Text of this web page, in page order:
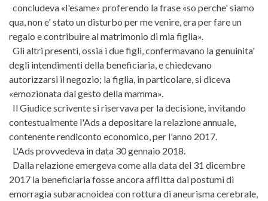
concludeva «l'esame» proferendo la frase «so perche' siamo
qua, non e' stato un disturbo per me venire, era per fare un
regalo e contribuire al matrimonio di mia figlia».
Gli altri presenti, ossia i due figli, confermavano la genuinita'
degli intendimenti della beneficiaria, e chiedevano
autorizzarsi il negozio; la figlia, in particolare, si diceva
«emozionata dal gesto della mamma».
Il Giudice scrivente si riservava per la decisione, invitando
contestualmente l'Ads a depositare la relazione annuale,
contenente rendiconto economico, per l'anno 2017.
L'Ads provvedeva in data 30 gennaio 2018.
Dalla relazione emergeva come alla data del 31 dicembre
2017 la beneficiaria fosse ancora afflitta dai postumi di
emorragia subaracnoidea con rottura di aneurisma cerebrale,